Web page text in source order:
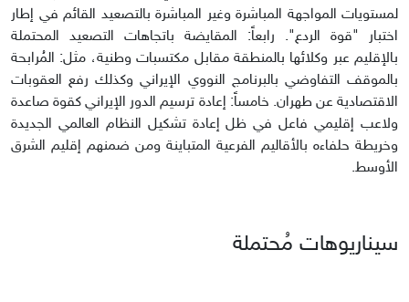
لمستويات المواجهة المباشرة وغير المباشرة بالتصعيد القائم في إطار
اختبار "قوة الردع". رابعاً: المقايضة باتجاهات التصعيد المحتملة
بالإقليم عبر وكلائها بالمنطقة مقابل مكتسبات وطنية، مثل: المُرابحة
بالموقف التفاوضي بالبرنامج النووي الإيراني وكذلك رفع العقوبات
الاقتصادية عن طهران. خامساً: إعادة ترسيم الدور الإيراني كقوة صاعدة
ولاعب إقليمي فاعل في ظل إعادة تشكيل النظام العالمي الجديدة
وخريطة حلفاءه بالأقاليم الفرعية المتباينة ومن ضمنهم إقليم الشرق
الأوسط.
سيناريوهات مُحتملة